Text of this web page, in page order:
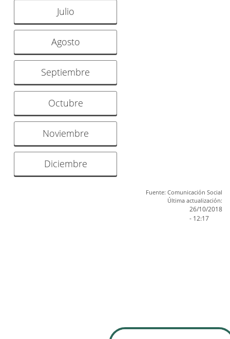
Julio
Agosto
Septiembre
Octubre
Noviembre
Diciembre
Fuente: Comunicación Social
Última actualización:
26/10/2018
- 12:17